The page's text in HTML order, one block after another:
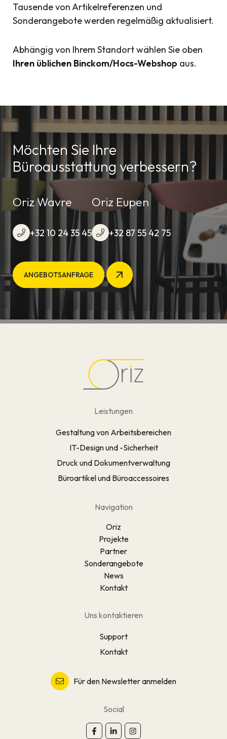
Tausende von Artikelreferenzen und
Sonderangebote werden regelmäßig aktualisiert.
Abhängig von Ihrem Standort wählen Sie oben
Ihren üblichen Binckom/Hocs-Webshop aus.
Möchten Sie Ihre
Büroausstattung verbessern?
Oriz Wavre
+32 10 24 35 45
Oriz Eupen
+32 87 55 42 75
ANGEBOTSANFRAGE
Leistungen
Gestaltung von Arbeitsbereichen
IT-Design und -Sicherheit
Druck und Dokumentverwaltung
Büroartikel und Büroaccessoires
Navigation
Oriz
Projekte
Partner
Sonderangebote
News
Kontakt
Uns kontaktieren
Support
Kontakt
Für den Newsletter anmelden
Social